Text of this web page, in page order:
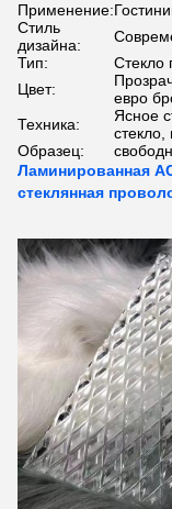
Применение:
Стиль
дизайна:
Тип:
Стекло
Цвет:
евро
Техника:
Ясное
стекло,
Образец:
Ламинированная
стеклянная